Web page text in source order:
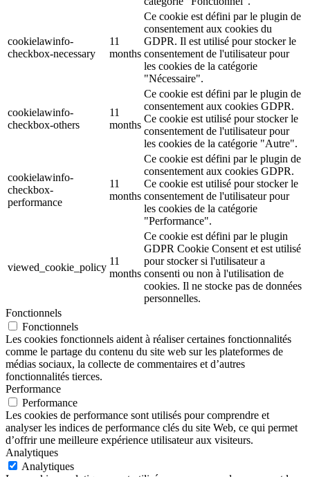
cookielawinfo-
checkbox-necessary
11
months
Ce cookie est défini par le plugin de
consentement aux cookies du
GDPR. Il est utilisé pour stocker le
consentement de l'utilisateur pour
les cookies de la catégorie
"Nécessaire".
cookielawinfo-
checkbox-others
11
months
Ce cookie est défini par le plugin de
consentement aux cookies GDPR.
Ce cookie est utilisé pour stocker le
consentement de l'utilisateur pour
les cookies de la catégorie "Autre".
cookielawinfo-
checkbox-
performance
11
months
Ce cookie est défini par le plugin de
consentement aux cookies GDPR.
Ce cookie est utilisé pour stocker le
consentement de l'utilisateur pour
les cookies de la catégorie
"Performance".
viewed_cookie_policy
11
months
Ce cookie est défini par le plugin
GDPR Cookie Consent et est utilisé
pour stocker si l'utilisateur a
consenti ou non à l'utilisation de
cookies. Il ne stocke pas de données
personnelles.
Fonctionnels
Fonctionnels
Les cookies fonctionnels aident à réaliser certaines fonctionnalités
comme le partage du contenu du site web sur les plateformes de
médias sociaux, la collecte de commentaires et d’autres
fonctionnalités tierces.
Performance
Performance
Les cookies de performance sont utilisés pour comprendre et
analyser les indices de performance clés du site Web, ce qui permet
d’offrir une meilleure expérience utilisateur aux visiteurs.
Analytiques
Analytiques